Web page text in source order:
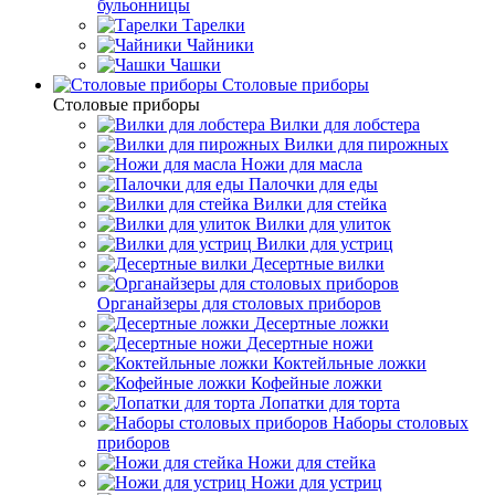
бульонницы
Тарелки
Чайники
Чашки
Cтоловые приборы
Cтоловые приборы
Вилки для лобстера
Вилки для пирожных
Ножи для масла
Палочки для еды
Вилки для стейка
Вилки для улиток
Вилки для устриц
Десертные вилки
Органайзеры для столовых приборов
Десертные ложки
Десертные ножи
Коктейльные ложки
Кофейные ложки
Лопатки для торта
Наборы столовых
приборов
Ножи для стейка
Ножи для устриц